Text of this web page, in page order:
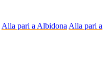
Alla pari a Albidona Alla pari a